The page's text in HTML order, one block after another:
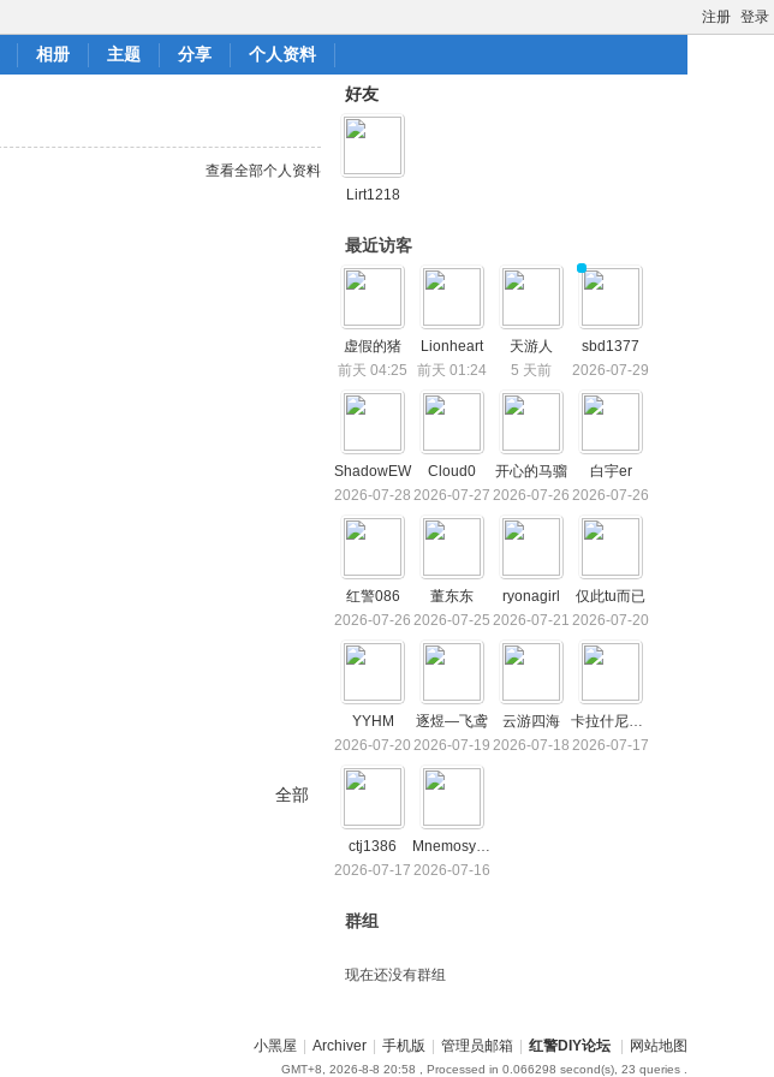
注册 登录
相册 主题 分享 个人资料
查看全部个人资料
全部
好友
Lirt1218
最近访客
虚假的猪
前天 04:25
Lionheart
前天 01:24
天游人
5 天前
sbd1377
2026-07-29
ShadowEW
2026-07-28
Cloud0
2026-07-27
开心的马骝
2026-07-26
白宇er
2026-07-26
红警086
2026-07-26
董东东
2026-07-25
ryonagirl
2026-07-21
仅此tu而已
2026-07-20
YYHM
2026-07-20
逐煜—飞鸢
2026-07-19
云游四海
2026-07-18
卡拉什尼科夫
2026-07-17
ctj1386
2026-07-17
Mnemosyne
2026-07-16
群组
现在还没有群组
小黑屋 Archiver 手机版 管理员邮箱 红警DIY论坛 网站地图
GMT+8, 2026-8-8 20:58 , Processed in 0.066298 second(s), 23 queries .